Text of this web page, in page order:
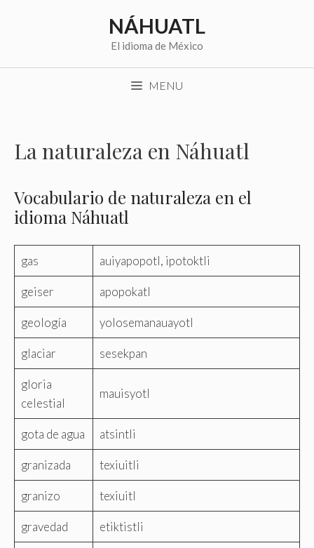
NÁHUATL
El idioma de México
MENU
La naturaleza en Náhuatl
Vocabulario de naturaleza en el
idioma Náhuatl
gas auiyapopotl, ipotoktli
geiser apopokatl
geología yolosemanauayotl
glaciar sesekpan
gloria
celestial
mauisyotl
gota de agua atsintli
granizada texiuitli
granizo texiuitl
gravedad etiktistli